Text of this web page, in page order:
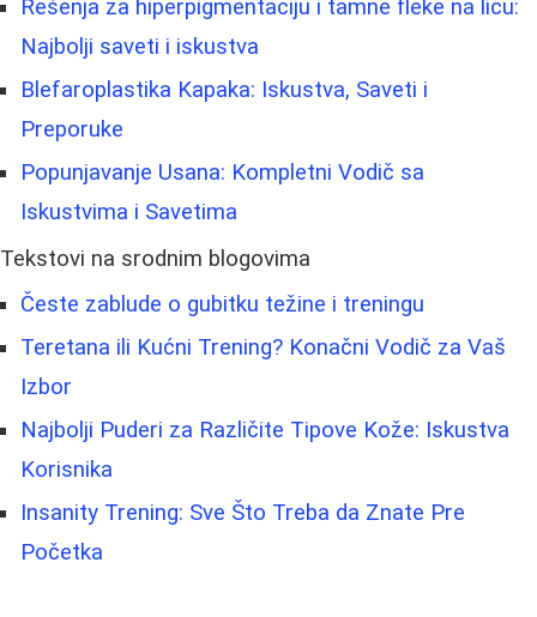
Rešenja za hiperpigmentaciju i tamne fleke na licu:
Najbolji saveti i iskustva
Blefaroplastika Kapaka: Iskustva, Saveti i
Preporuke
Popunjavanje Usana: Kompletni Vodič sa
Iskustvima i Savetima
Tekstovi na srodnim blogovima
Česte zablude o gubitku težine i treningu
Teretana ili Kućni Trening? Konačni Vodič za Vaš
Izbor
Najbolji Puderi za Različite Tipove Kože: Iskustva
Korisnika
Insanity Trening: Sve Što Treba da Znate Pre
Početka